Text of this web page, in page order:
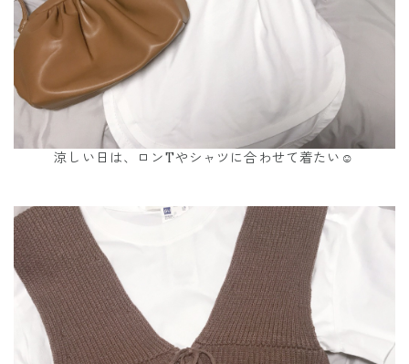
涼しい日は、ロンTやシャツに合わせて着たい☺️